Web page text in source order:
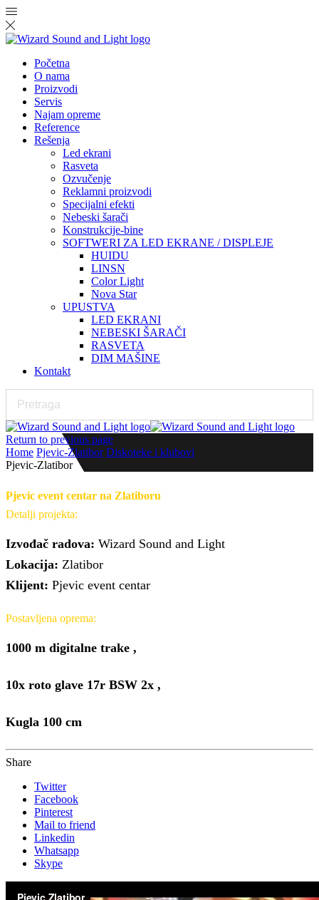
Početna
O nama
Proizvodi
Servis
Najam opreme
Reference
Rešenja
Led ekrani
Rasveta
Ozvučenje
Reklamni proizvodi
Specijalni efekti
Nebeski šarači
Konstrukcije-bine
SOFTWERI ZA LED EKRANE / DISPLEJE
HUIDU
LINSN
Color Light
Nova Star
UPUSTVA
LED EKRANI
NEBESKI ŠARAČI
RASVETA
DIM MAŠINE
Kontakt
Return to previous page
Home Pjevic-Zlatibor Diskoteke i klubovi
Pjevic-Zlatibor
Pjevic event centar na Zlatiboru
Detalji projekta:
Izvođač radova: Wizard Sound and Light
Lokacija: Zlatibor
Klijent: Pjevic event centar
Postavljena oprema:
1000 m digitalne trake ,
10x roto glave 17r BSW 2x ,
Kugla 100 cm
Share
Twitter
Facebook
Pinterest
Mail to friend
Linkedin
Whatsapp
Skype